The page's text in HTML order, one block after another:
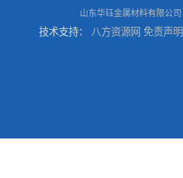
山东华钰金属材料有限公司
技术支持： 八方资源网 免责声明